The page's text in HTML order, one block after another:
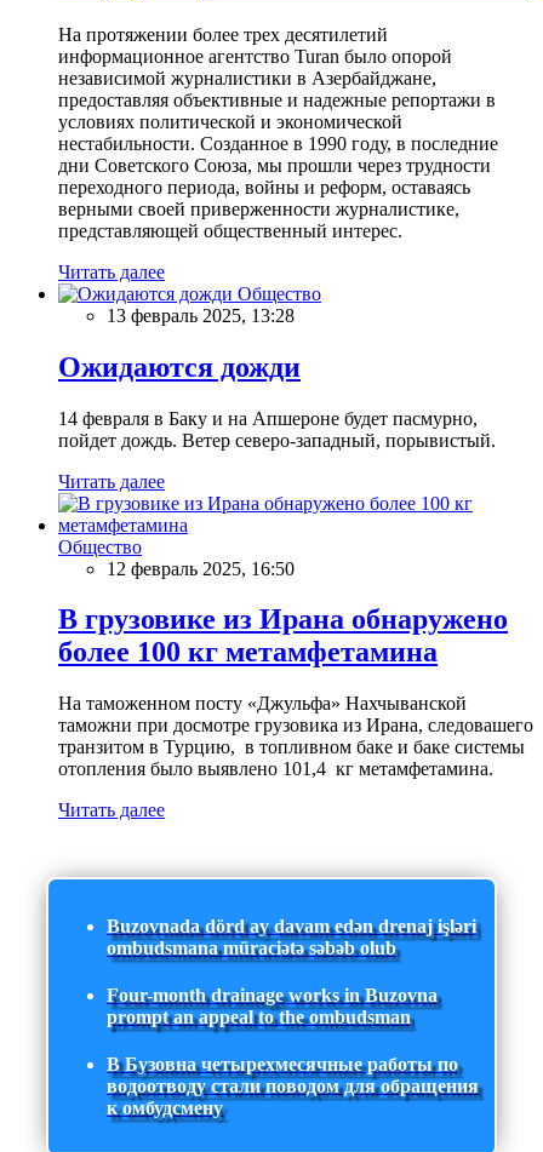
На протяжении более трех десятилетий
информационное агентство Turan было опорой
независимой журналистики в Азербайджане,
предоставляя объективные и надежные репортажи в
условиях политической и экономической
нестабильности. Созданное в 1990 году, в последние
дни Советского Союза, мы прошли через трудности
переходного периода, войны и реформ, оставаясь
верными своей приверженности журналистике,
представляющей общественный интерес.
Читать далее
Общество
13 февраль 2025, 13:28
Ожидаются дожди
14 февраля в Баку и на Апшероне будет пасмурно,
пойдет дождь. Ветер северо-западный, порывистый.
Читать далее
Общество
12 февраль 2025, 16:50
В грузовике из Ирана обнаружено
более 100 кг метамфетамина
На таможенном посту «Джульфа» Нахчыванской
таможни при досмотре грузовика из Ирана, следовашего
транзитом в Турцию, в топливном баке и баке системы
отопления было выявлено 101,4 кг метамфетамина.
Читать далее
Buzovnada dörd ay davam edən drenaj işləri
ombudsmana müraciətə səbəb olub
Four-month drainage works in Buzovna
prompt an appeal to the ombudsman
В Бузовна четырехмесячные работы по
водоотводу стали поводом для обращения
к омбудсмену